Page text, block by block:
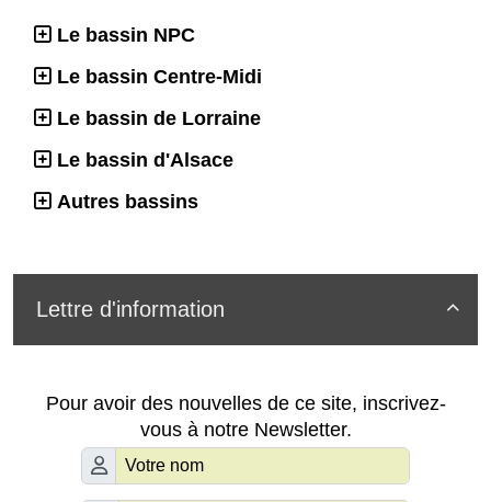
Le bassin NPC
Le bassin Centre-Midi
Le bassin de Lorraine
Le bassin d'Alsace
Autres bassins

Lettre d'information
Pour avoir des nouvelles de ce site, inscrivez-
vous à notre Newsletter.